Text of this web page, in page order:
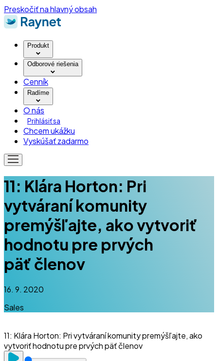
Preskočiť na hlavný obsah
Produkt
Odborové riešenia
Cenník
Radíme
O nás
Prihlásiť sa
Chcem ukážku
Vyskúšať zadarmo
11: Klára Horton: Pri
vytváraní komunity
premýšľajte, ako vytvoriť
hodnotu pre prvých
päť členov
16. 9. 2020
Sales
11: Klára Horton: Pri vytváraní komunity premýšľajte, ako
vytvoriť hodnotu pre prvých päť členov